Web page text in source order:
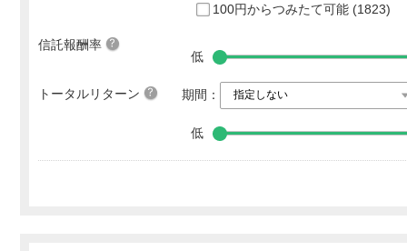
100円からつみたて可能 (1823)
信託報酬率
低
トータルリターン 期間：
低